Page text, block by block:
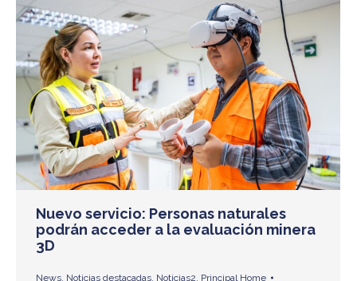
Nuevo servicio: Personas naturales
podrán acceder a la evaluación minera
3D
News, Noticias destacadas, Noticias2, Principal Home